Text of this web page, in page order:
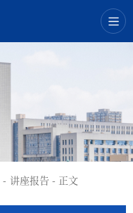
- 讲座报告 - 正文